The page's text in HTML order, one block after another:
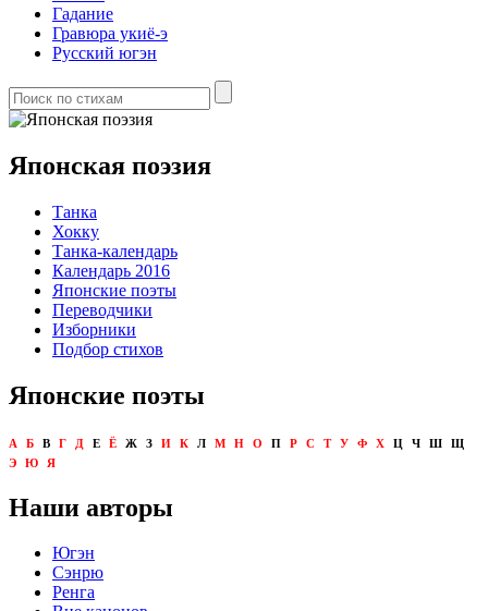
Гадание
Гравюра укиё-э
Русский югэн
Японская поэзия
Танка
Хокку
Танка-календарь
Календарь 2016
Японские поэты
Переводчики
Изборники
Подбор стихов
Японские поэты
А Б В Г Д Е Ё Ж З И К Л М Н О П Р С Т У Ф Х Ц Ч Ш
Щ
Э
Ю Я
Наши авторы
Югэн
Сэнрю
Ренга